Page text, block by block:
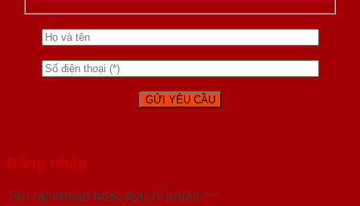
Đăng nhập
Tên tài khoản hoặc địa chỉ email *